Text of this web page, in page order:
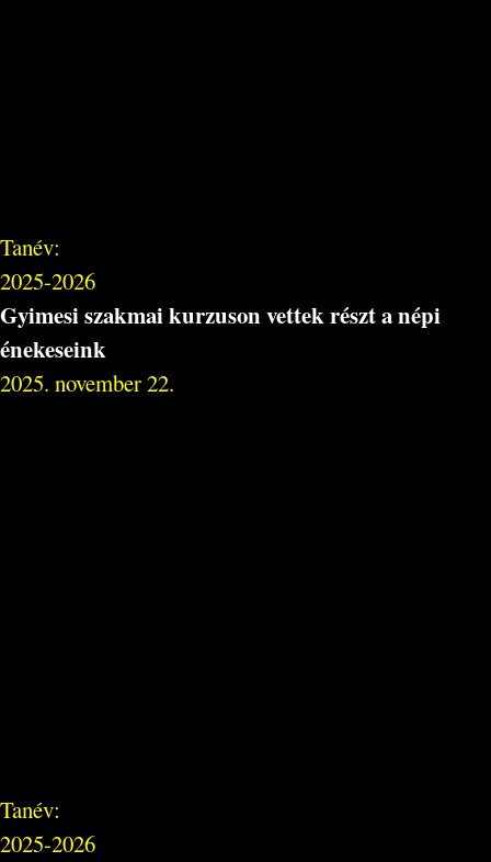
Tanév:
2025-2026
Gyimesi szakmai kurzuson vettek részt a népi
énekeseink
2025. november 22.
Tanév:
2025-2026